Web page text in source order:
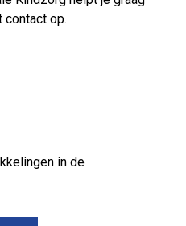
contact op.
in de